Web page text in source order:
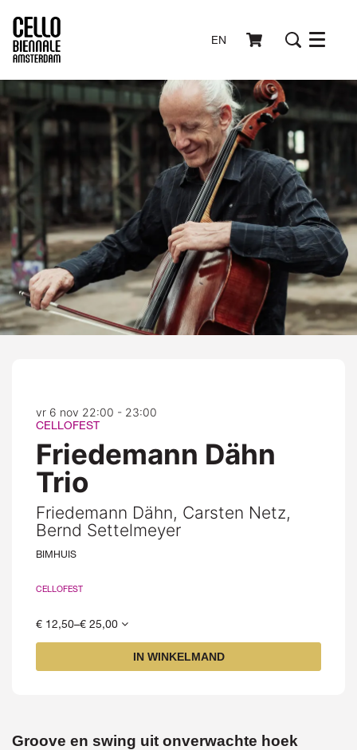
EN Menu
Friedemann Dähn
Trio
Friedemann Dähn, Carsten Netz,
Bernd Settelmeyer
CELLOFEST
vr 6 nov 22:00 - 23:00
BIMHUIS
CELLOFEST
€ 12,50–€ 25,00
IN WINKELMAND
Groove en swing uit onverwachte hoek